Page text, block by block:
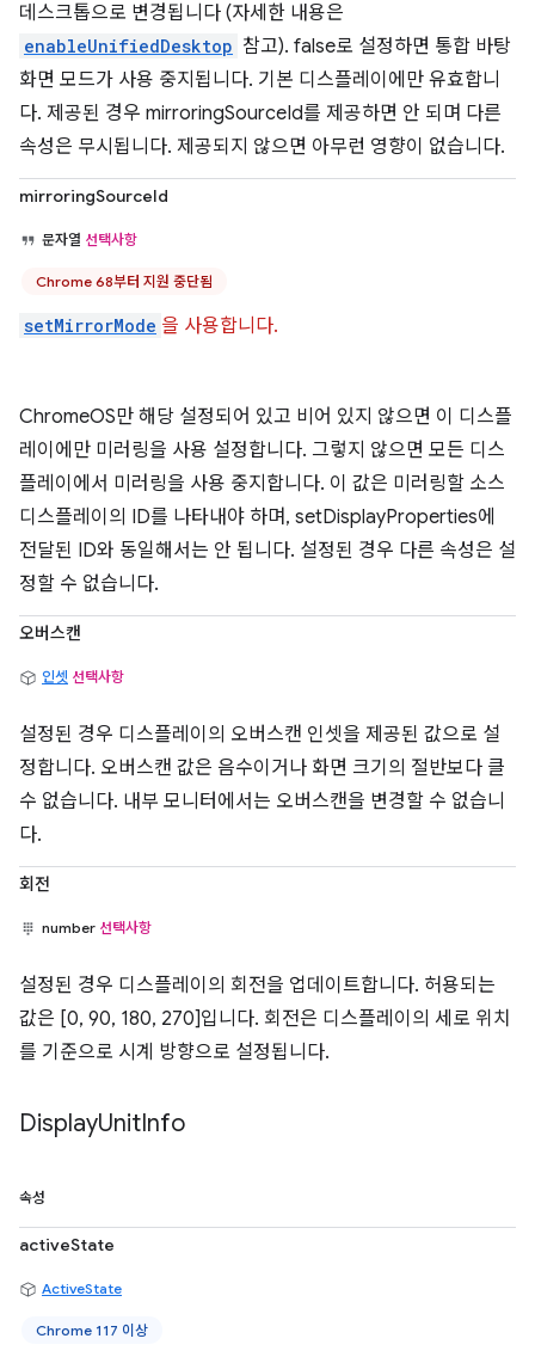
데스크톱으로 변경됩니다 (자세한 내용은
enableUnifiedDesktop 참고). false로 설정하면 통합 바탕
화면 모드가 사용 중지됩니다. 기본 디스플레이에만 유효합니
다. 제공된 경우 mirroringSourceId를 제공하면 안 되며 다른
속성은 무시됩니다. 제공되지 않으면 아무런 영향이 없습니다.
mirroringSourceId
문자열 선택사항
Chrome 68부터 지원 중단됨
setMirrorMode 을 사용합니다.
ChromeOS만 해당 설정되어 있고 비어 있지 않으면 이 디스플
레이에만 미러링을 사용 설정합니다. 그렇지 않으면 모든 디스
플레이에서 미러링을 사용 중지합니다. 이 값은 미러링할 소스
디스플레이의 ID를 나타내야 하며, setDisplayProperties에
전달된 ID와 동일해서는 안 됩니다. 설정된 경우 다른 속성은 설
정할 수 없습니다.
오버스캔
인셋 선택사항
설정된 경우 디스플레이의 오버스캔 인셋을 제공된 값으로 설
정합니다. 오버스캔 값은 음수이거나 화면 크기의 절반보다 클
수 없습니다. 내부 모니터에서는 오버스캔을 변경할 수 없습니
다.
회전
number 선택사항
설정된 경우 디스플레이의 회전을 업데이트합니다. 허용되는
값은 [0, 90, 180, 270]입니다. 회전은 디스플레이의 세로 위치
를 기준으로 시계 방향으로 설정됩니다.
DisplayUnitInfo
속성
activeState
ActiveState
Chrome 117 이상